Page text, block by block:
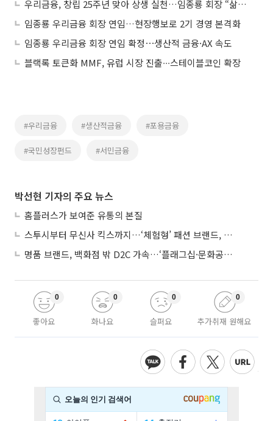
우리금융, 창립 25주년 맞아 상생 실천…임종룡 회장 “삶에 힘 되는 금융”
임종룡 우리금융 회장 연임…현장행보로 2기 경영 본격화
임종룡 우리금융 회장 연임 확정⋯생산적 금융·AX 속도
블랙록 토큰화 MMF, 유럽 시장 진출∙∙∙스테이블코인 확장
#우리금융 #생산적금융 #포용금융
#국민성장펀드 #서민금융
박선현 기자의 주요 뉴스
홈플러스가 보여준 유통의 본질
스투시부터 무신사 킥스까지…‘체험형’ 패션 브랜드, 잇단 제주행
명품 브랜드, 백화점 밖 D2C 가속…‘플래그십·문화공간’ 전략 눈길
좋아요
0
화나요
0
슬퍼요
0
추가취재 원해요
0